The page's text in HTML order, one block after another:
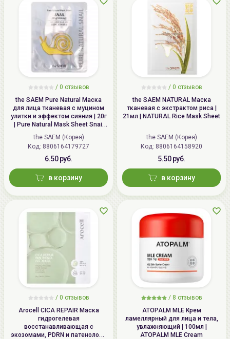
Очистителицо используя специальные
косметические средства для
очищения.
Откройте упаковку, достаньте маску,
расправьте. Наложите маску на лицо, ориентируясь
на прорези для глаз и губ.
Оставьте маску на лице на 10-15 минут,
обеспечивая ее плотное прилегание к коже.
4.Аккуратно снимите маску, а оставшуюся эссенцию
маски распределите по лицу.
/ 0 отзывов
the SAEM Pure Natural Маска
для лица тканевая с муцином
улитки и эффектом сияния | 20г
| Pure Natural Mask Sheet Snail
Brightening
the SAEM (Корея)
Код: 8806164179727
6.50 руб.
в корзину
/ 0 отзывов
the SAEM NATURAL Маска
тканевая с экстрактом риса |
21мл | NATURAL Rice Mask Sheet
the SAEM (Корея)
Код: 8806164158920
5.50 руб.
в корзину
/ 0 отзывов
Arocell CICA REPAIR Маска
гидрогелевая
восстанавливающая с
экозомами, PDRN и патенолом |
/ 8 отзывов
ATOPALM MLE Крем
ламеллярный для лица и тела,
увлажняющий | 100мл |
ATOPALM MLE Cream